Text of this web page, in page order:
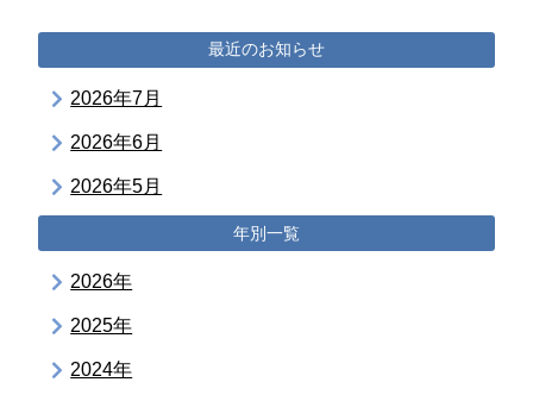
最近のお知らせ
2026年7月
2026年6月
2026年5月
年別一覧
2026年
2025年
2024年